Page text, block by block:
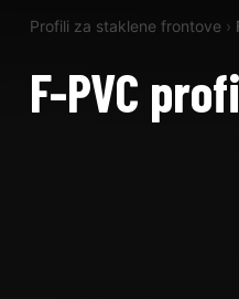
Profili za staklene frontove ›
F-PVC